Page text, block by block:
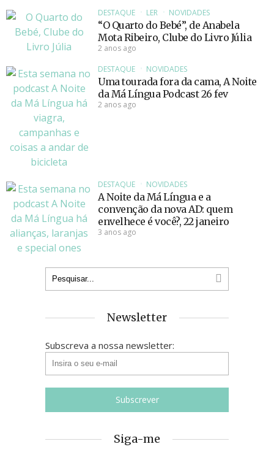
DESTAQUE LER NOVIDADES
“O Quarto do Bebé”, de Anabela
Mota Ribeiro, Clube do Livro Júlia
2 anos ago
DESTAQUE
NOVIDADES
Uma tourada fora da cama, A Noite
da Má Língua Podcast 26 fev
2 anos ago
DESTAQUE NOVIDADES
A Noite da Má Língua e a
convenção da nova AD: quem
envelhece é você?, 22 janeiro
3 anos ago
Newsletter
Subscreva a nossa newsletter:
Siga-me